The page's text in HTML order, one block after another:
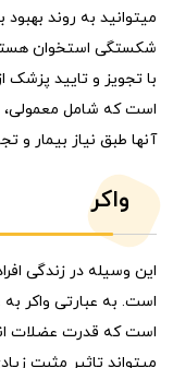
میتوانید به روند
شکستگی استخوان هستند
با تجویز و تایید پزشک
است که شامل معمولی،
آنها طبق نیاز بیمار و
واکر
این وسیله در زندگی
است. به عبارتی واکر به
است که قدرت عضلات
میتواند تاثیر مثبت